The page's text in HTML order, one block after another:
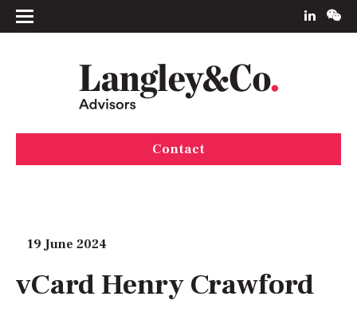
Contact
19 June 2024
vCard Henry Crawford